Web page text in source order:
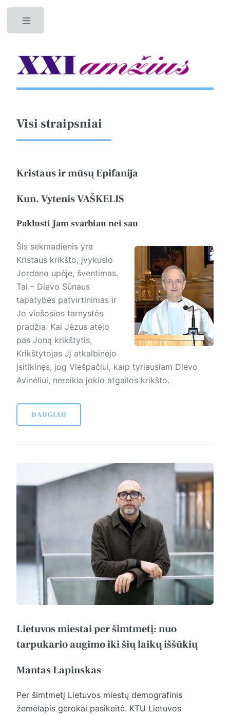
Visi straipsniai
Kristaus ir mūsų Epifanija
Kun. Vytenis VAŠKELIS
Paklusti Jam svarbiau nei sau
Šis sekmadienis yra
Kristaus krikšto, įvykusio
Jordano upėje, šventimas.
Tai – Dievo Sūnaus
tapatybės patvirtinimas ir
Jo viešosios tarnystės
pradžia. Kai Jėzus atėjo
pas Joną krikštytis,
Krikštytojas Jį atkalbinėjo
įsitikinęs, jog Viešpačiui, kaip tyriausiam Dievo
Avinėliui, nereikia jokio atgailos krikšto.
DAUGIAU
Lietuvos miestai per šimtmetį: nuo
tarpukario augimo iki šių laikų iššūkių
Mantas Lapinskas
Per šimtmetį Lietuvos miestų demografinis
žemėlapis gerokai pasikeitė. KTU Lietuvos